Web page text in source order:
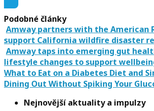
Podobné články
Amway partners with the American
support California wildfire disaster
Amway taps into emerging gut
lifestyle changes to support
What to Eat on a Diabetes Diet and
Dining Out Without Spiking Your
Nejnovější aktuality a impulzy